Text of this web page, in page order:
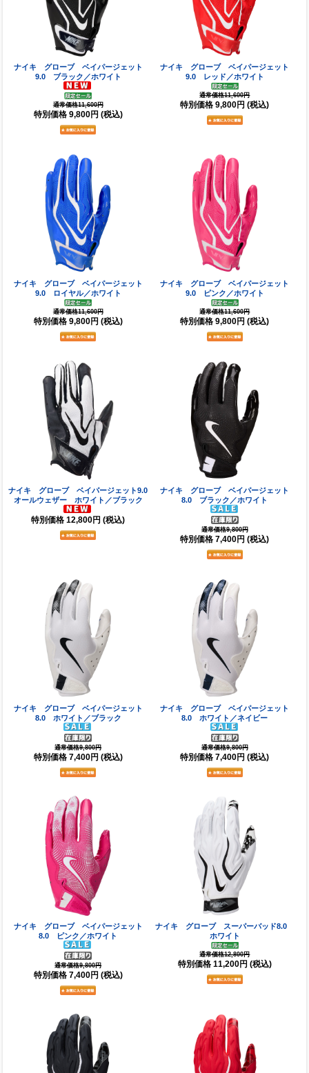
ナイキ グローブ ベイパージェット
9.0 ブラック／ホワイト
通常価格11,600円
特別価格 9,800円 (税込)
ナイキ グローブ ベイパージェット
9.0 レッド／ホワイト
通常価格11,600円
特別価格 9,800円 (税込)
ナイキ グローブ ベイパージェット
9.0 ロイヤル／ホワイト
通常価格11,600円
特別価格 9,800円 (税込)
ナイキ グローブ ベイパージェット
9.0 ピンク／ホワイト
通常価格11,600円
特別価格 9,800円 (税込)
ナイキ グローブ ベイパージェット9.0
オールウェザー ホワイト／ブラック
特別価格 12,800円 (税込)
ナイキ グローブ ベイパージェット
8.0 ブラック／ホワイト
通常価格9,800円
特別価格 7,400円 (税込)
ナイキ グローブ ベイパージェット
8.0 ホワイト／ブラック
通常価格9,800円
特別価格 7,400円 (税込)
ナイキ グローブ ベイパージェット
8.0 ホワイト／ネイビー
通常価格9,800円
特別価格 7,400円 (税込)
ナイキ グローブ ベイパージェット
8.0 ピンク／ホワイト
通常価格9,800円
特別価格 7,400円 (税込)
ナイキ グローブ スーパーバッド8.0
ホワイト
通常価格12,800円
特別価格 11,200円 (税込)